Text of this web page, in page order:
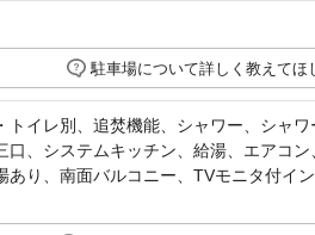
駐車場について詳しく教えてほ
トイレ別、追焚機能、シャワー、シャ
口、システムキッチン、給湯、エアコ
あり、南面バルコニー、TVモニタ付イ